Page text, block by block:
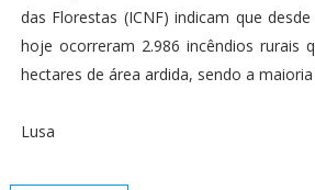
das Florestas (ICNF) indicam que
hoje ocorreram 2.986 incêndios rurais
hectares de área ardida, sendo a
Lusa